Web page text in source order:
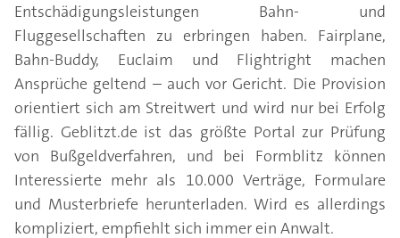
Entschädigungsleistungen Bahn- und
Fluggesellschaften zu erbringen haben. Fairplane,
Bahn-Buddy, Euclaim und Flightright machen
Ansprüche geltend – auch vor Gericht. Die Provision
orientiert sich am Streitwert und wird nur bei Erfolg
fällig. Geblitzt.de ist das größte Portal zur Prüfung
von Bußgeldverfahren, und bei Formblitz können
Interessierte mehr als 10.000 Verträge, Formulare
und Musterbriefe herunterladen. Wird es allerdings
kompliziert, empfiehlt sich immer ein Anwalt.